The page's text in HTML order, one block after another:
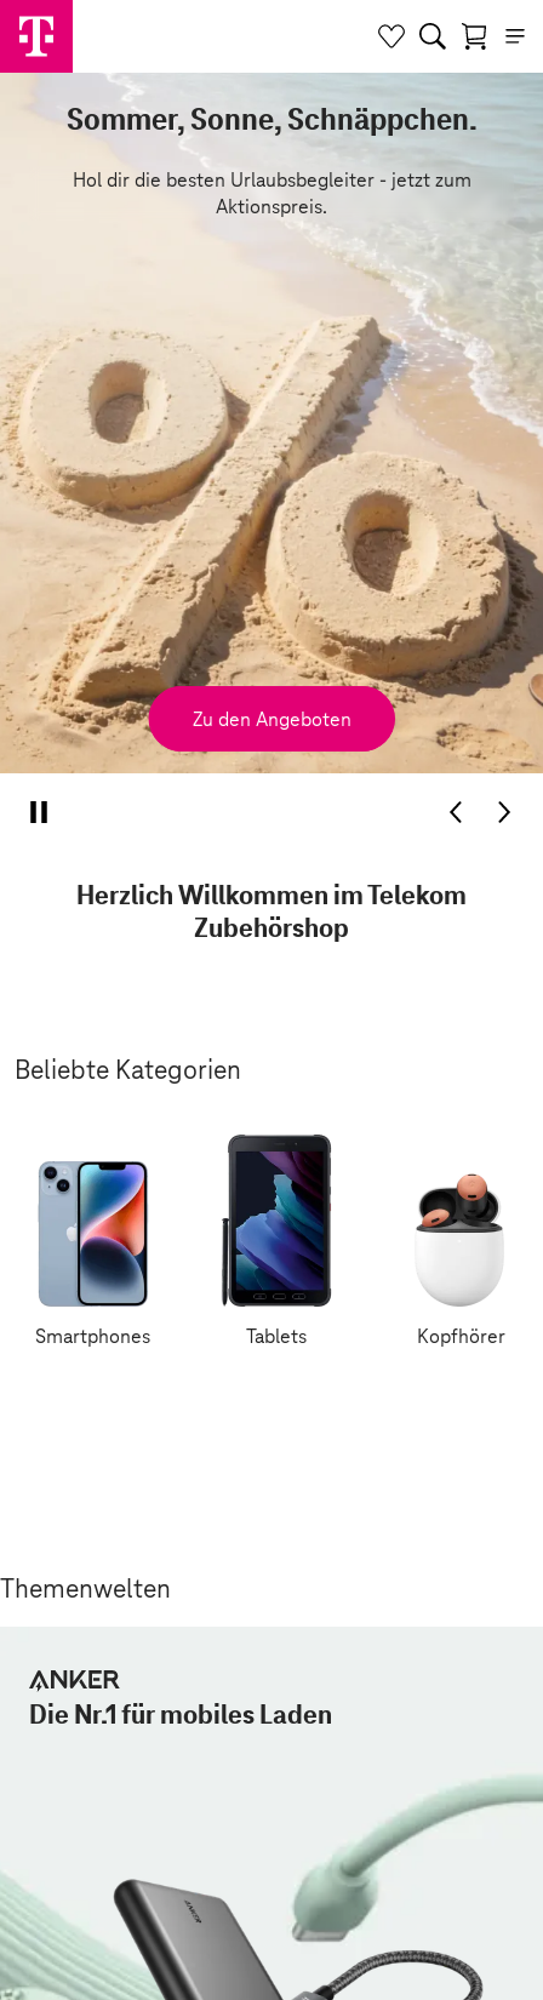
Sommer, Sonne, Schnäppchen.
Hol dir die besten Urlaubsbegleiter - jetzt zum
Aktionspreis.
Zu den Angeboten
Herzlich Willkommen im Telekom
Zubehörshop
Beliebte Kategorien
Smartphones Tablets Kopfhörer
Themenwelten
Die Nr.1 für mobiles Laden